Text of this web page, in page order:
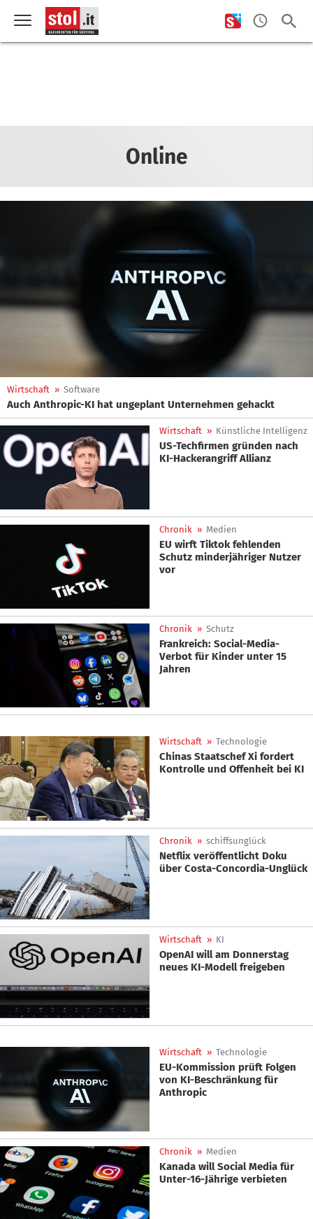
Online
Wirtschaft » Software
Auch Anthropic-KI hat ungeplant Unternehmen gehackt
Wirtschaft » Künstliche Intelligenz
US-Techfirmen gründen nach
KI-Hackerangriff Allianz
Chronik » Medien
EU wirft Tiktok fehlenden
Schutz minderjähriger Nutzer
vor
Chronik » Schutz
Frankreich: Social-Media-
Verbot für Kinder unter 15
Jahren
Wirtschaft » Technologie
Chinas Staatschef Xi fordert
Kontrolle und Offenheit bei KI
Chronik » schiffsunglück
Netflix veröffentlicht Doku
über Costa-Concordia-Unglück
Wirtschaft » KI
OpenAI will am Donnerstag
neues KI-Modell freigeben
Wirtschaft » Technologie
EU-Kommission prüft Folgen
von KI-Beschränkung für
Anthropic
Chronik » Medien
Kanada will Social Media für
Unter-16-Jährige verbieten